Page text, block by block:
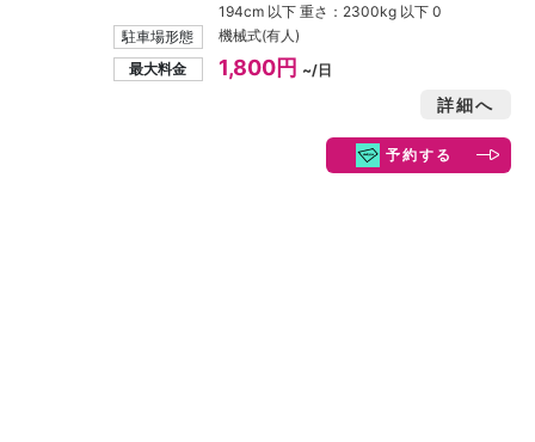
194cm 以下 重さ：2300kg 以下 0
駐車場形態
機械式(有人)
最大料金
1,800円 ~/日
詳細へ
予約する